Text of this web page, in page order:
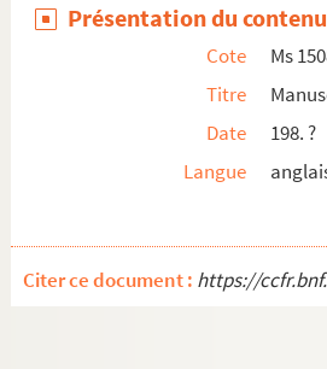
Présentation du contenu
Cote
Ms
Titre
Date
198. ?
Langue
Citer ce document : https://